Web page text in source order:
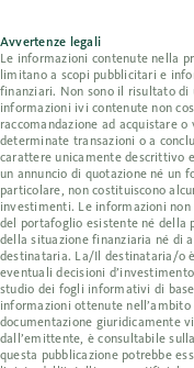
Avvertenze legali
Le informazioni contenute nella
limitano a scopi pubblicitari e
finanziari. Non sono il risultato di
informazioni ivi contenute non
raccomandazione ad acquistare
determinate transazioni o a
carattere unicamente descrittivo
un annuncio di quotazione né un
particolare, non costituiscono
investimenti. Le informazioni
del portafoglio esistente né della
della situazione finanziaria né di
destinataria. La/Il destinataria/o
eventuali decisioni
studio dei fogli informativi di
informazioni ottenute
documentazione giuridicamente
dall’emittente, è consultabile
questa pubblicazione potrebbe